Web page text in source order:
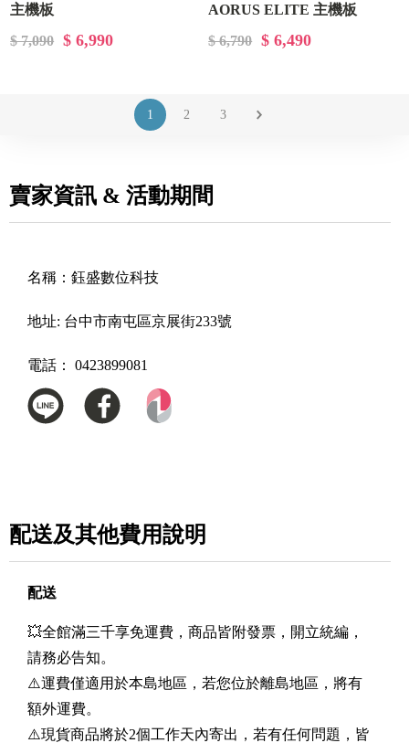
主機板
$ 7,090
$ 6,990
AORUS ELITE 主機板
$ 6,790
$ 6,490
1 2 3
賣家資訊 & 活動期間
名稱： 鈺盛數位科技
地址: 台中市南屯區京展街233號
電話： 0423899081
配送及其他費用說明
配送
💥全館滿三千享免運費，商品皆附發票，開立統編，
請務必告知。
⚠️運費僅適用於本島地區，若您位於離島地區，將有
額外運費。
⚠️現貨商品將於2個工作天內寄出，若有任何問題，皆